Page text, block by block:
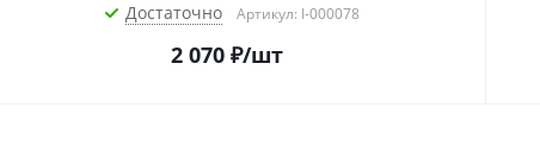
Достаточно Артикул: I-000078
2 070₽/шт